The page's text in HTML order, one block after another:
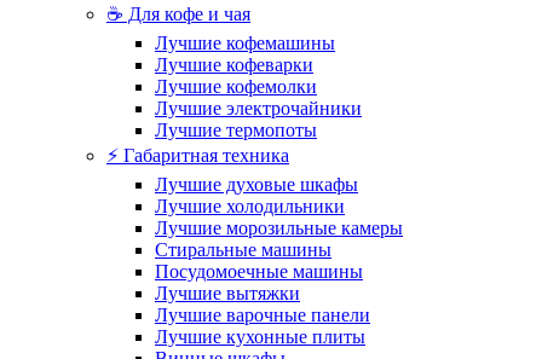
☕ Для кофе и чая
Лучшие кофемашины
Лучшие кофеварки
Лучшие кофемолки
Лучшие электрочайники
Лучшие термопоты
⚡ Габаритная техника
Лучшие духовые шкафы
Лучшие холодильники
Лучшие морозильные камеры
Стиральные машины
Посудомоечные машины
Лучшие вытяжки
Лучшие варочные панели
Лучшие кухонные плиты